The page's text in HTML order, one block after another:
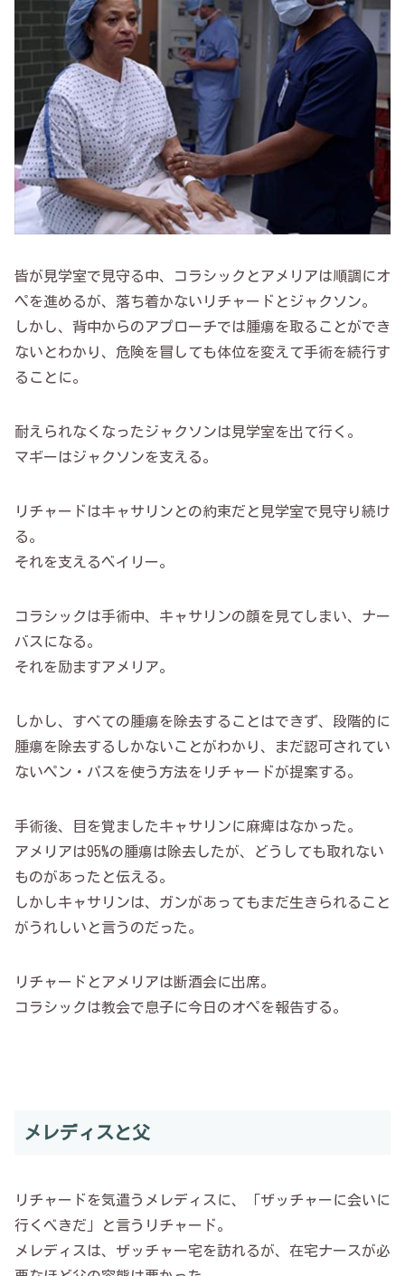
皆が見学室で見守る中、コラシックとアメリアは順調にオ
ペを進めるが、落ち着かないリチャードとジャクソン。
しかし、背中からのアプローチでは腫瘍を取ることができ
ないとわかり、危険を冒しても体位を変えて手術を続行す
ることに。
耐えられなくなったジャクソンは見学室を出て行く。
マギーはジャクソンを支える。
リチャードはキャサリンとの約束だと見学室で見守り続け
る。
それを支えるベイリー。
コラシックは手術中、キャサリンの顔を見てしまい、ナー
バスになる。
それを励ますアメリア。
しかし、すべての腫瘍を除去することはできず、段階的に
腫瘍を除去するしかないことがわかり、まだ認可されてい
ないペン・パスを使う方法をリチャードが提案する。
手術後、目を覚ましたキャサリンに麻痺はなかった。
アメリアは95%の腫瘍は除去したが、どうしても取れない
ものがあったと伝える。
しかしキャサリンは、ガンがあってもまだ生きられること
がうれしいと言うのだった。
リチャードとアメリアは断酒会に出席。
コラシックは教会で息子に今日のオペを報告する。
メレディスと父
リチャードを気遣うメレディスに、「ザッチャーに会いに
行くべきだ」と言うリチャード。
メレディスは、ザッチャー宅を訪れるが、在宅ナースが必